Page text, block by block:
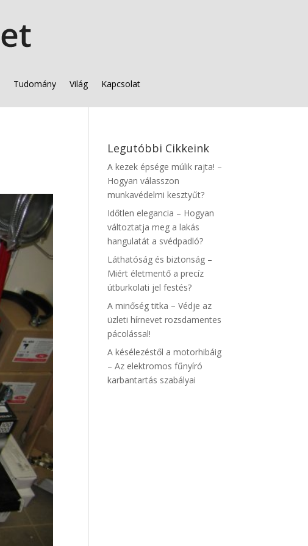
Tudomány Világ Kapcsolat
Legutóbbi Cikkeink
A kezek épsége múlik rajta! –
Hogyan válasszon
munkavédelmi kesztyűt?
Időtlen elegancia – Hogyan
változtatja meg a lakás
hangulatát a svédpadló?
Láthatóság és biztonság –
Miért életmentő a precíz
útburkolati jel festés?
A minőség titka – Védje az
üzleti hírnevet rozsdamentes
pácolással!
A késélezéstől a motorhibáig
– Az elektromos fűnyíró
karbantartás szabályai